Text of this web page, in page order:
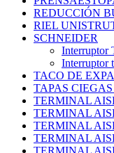
REDUCCIÓN
RIEL
SCHNEIDER
Interruptor
Interruptor
TACO DE
TAPAS
TERMINAL
TERMINAL
TERMINAL
TERMINAL